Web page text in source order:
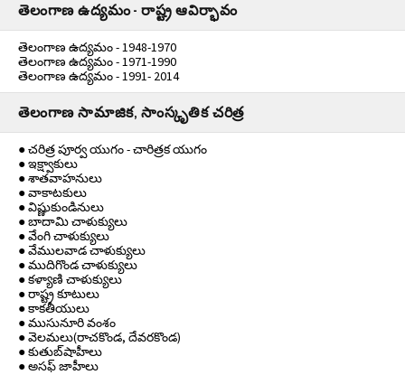
తెలంగాణ ఉద్యమం - రాష్ట్ర ఆవిర్భావం
తెలంగాణ ఉద్యమం - 1948-1970
తెలంగాణ ఉద్యమం - 1971-1990
తెలంగాణ ఉద్యమం - 1991- 2014
తెలంగాణ సామాజిక, సాంస్కృతిక చరిత్ర
● చరిత్ర పూర్వ యుగం - చారిత్రక యుగం
● ఇక్ష్వాకులు
● శాతవాహనులు
● వాకాటకులు
● విష్ణుకుండినులు
● బాదామి చాళుక్యులు
● వేంగి చాళుక్యులు
● వేములవాడ చాళుక్యులు
● ముదిగొండ చాళుక్యులు
● కళ్యాణి చాళుక్యులు
● రాష్ట్ర కూటులు
● కాకతీయులు
● ముసునూరి వంశం
● వెలమలు(రాచకొండ, దేవరకొండ)
● కుతుబ్‌షాహీలు
● అసఫ్ జాహీలు